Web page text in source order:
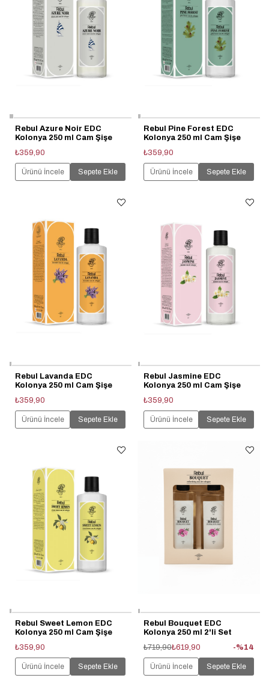
Rebul Azure Noir EDC
Kolonya 250 ml Cam Şişe
₺359,90
Ürünü İncele Sepete Ekle
Rebul Pine Forest EDC
Kolonya 250 ml Cam Şişe
₺359,90
Ürünü İncele Sepete Ekle
Rebul Lavanda EDC
Kolonya 250 ml Cam Şişe
₺359,90
Ürünü İncele Sepete Ekle
Rebul Jasmine EDC
Kolonya 250 ml Cam Şişe
₺359,90
Ürünü İncele Sepete Ekle
Rebul Sweet Lemon EDC
Kolonya 250 ml Cam Şişe
₺359,90
Ürünü İncele Sepete Ekle
Rebul Bouquet EDC
Kolonya 250 ml 2'li Set
₺619,90
₺719,90 %14
Ürünü İncele Sepete Ekle